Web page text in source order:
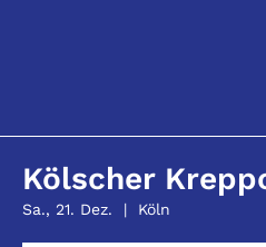
Kölscher
Sa., 21. Dez.
  |
Köln